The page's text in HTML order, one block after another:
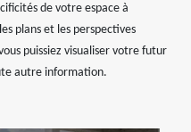
de votre espace à
plans et les perspectives
puissiez visualiser votre futur
autre information.